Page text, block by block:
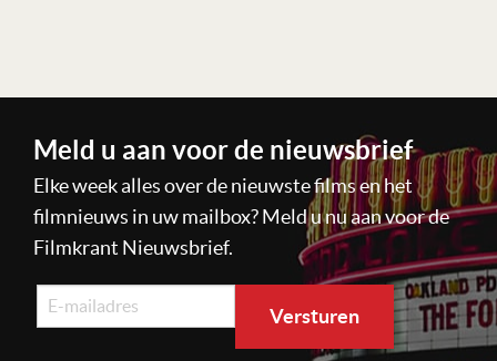
Meld u aan voor de nieuwsbrief
Elke week alles over de nieuwste films en het
filmnieuws in uw mailbox? Meld u nu aan voor de
Filmkrant Nieuwsbrief.